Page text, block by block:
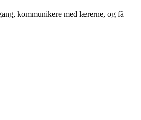
kommunikere med lærerne, og få